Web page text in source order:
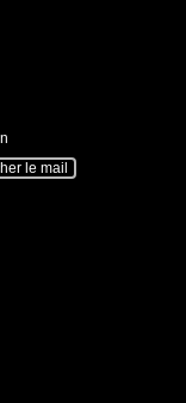
le mail